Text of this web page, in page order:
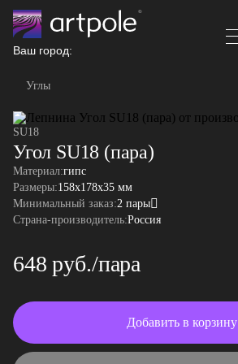
Ваш город:
Углы
SU18
Угол SU18 (пара)
Материал:гипс
Размеры:158x178x35 мм
Минимальный заказ:2 пары
Страна-производитель:Россия
648 руб./пара
Добавить в корзину